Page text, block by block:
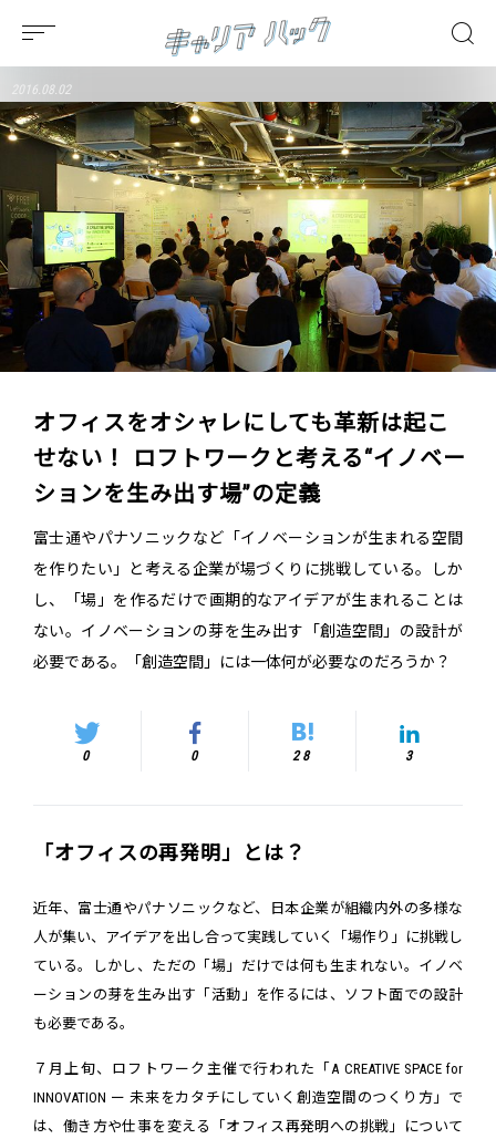
2016.08.02
オフィスをオシャレにしても革新は起こ
せない！ ロフトワークと考える“イノベー
ションを生み出す場”の定義
富士通やパナソニックなど「イノベーションが生まれる空間
を作りたい」と考える企業が場づくりに挑戦している。しか
し、「場」を作るだけで画期的なアイデアが生まれることは
ない。イノベーションの芽を生み出す「創造空間」の設計が
必要である。「創造空間」には一体何が必要なのだろうか？
0 0 28 3
「オフィスの再発明」とは？
近年、富士通やパナソニックなど、日本企業が組織内外の多様な
人が集い、アイデアを出し合って実践していく「場作り」に挑戦し
ている。しかし、ただの「場」だけでは何も生まれない。イノベ
ーションの芽を生み出す「活動」を作るには、ソフト面での設計
も必要である。
７月上旬、ロフトワーク主催で行われた「A CREATIVE SPACE for
INNOVATION ー 未来をカタチにしていく創造空間のつくり方」で
は、働き方や仕事を変える「オフィス再発明への挑戦」について